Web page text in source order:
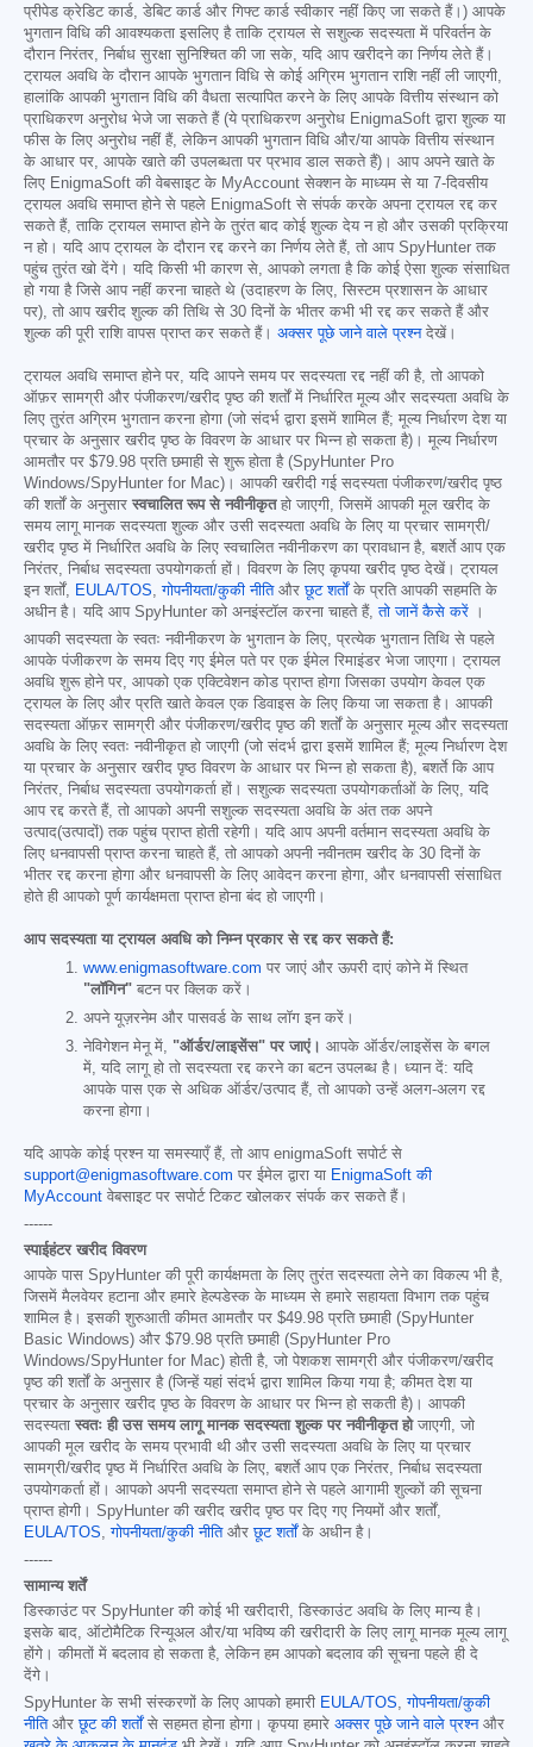
प्रीपेड क्रेडिट कार्ड, डेबिट कार्ड और गिफ्ट कार्ड स्वीकार नहीं किए जा सकते हैं।) आपके
भुगतान विधि की आवश्यकता इसलिए है ताकि ट्रायल से सशुल्क सदस्यता में परिवर्तन के
दौरान निरंतर, निर्बाध सुरक्षा सुनिश्चित की जा सके, यदि आप खरीदने का निर्णय लेते हैं।
ट्रायल अवधि के दौरान आपके भुगतान विधि से कोई अग्रिम भुगतान राशि नहीं ली जाएगी,
हालांकि आपकी भुगतान विधि की वैधता सत्यापित करने के लिए आपके वित्तीय संस्थान को
प्राधिकरण अनुरोध भेजे जा सकते हैं (ये प्राधिकरण अनुरोध EnigmaSoft द्वारा शुल्क या
फीस के लिए अनुरोध नहीं हैं, लेकिन आपकी भुगतान विधि और/या आपके वित्तीय संस्थान
के आधार पर, आपके खाते की उपलब्धता पर प्रभाव डाल सकते हैं)। आप अपने खाते के
लिए EnigmaSoft की वेबसाइट के MyAccount सेक्शन के माध्यम से या 7-दिवसीय
ट्रायल अवधि समाप्त होने से पहले EnigmaSoft से संपर्क करके अपना ट्रायल रद्द कर
सकते हैं, ताकि ट्रायल समाप्त होने के तुरंत बाद कोई शुल्क देय न हो और उसकी प्रक्रिया
न हो। यदि आप ट्रायल के दौरान रद्द करने का निर्णय लेते हैं, तो आप SpyHunter तक
पहुंच तुरंत खो देंगे। यदि किसी भी कारण से, आपको लगता है कि कोई ऐसा शुल्क संसाधित
हो गया है जिसे आप नहीं करना चाहते थे (उदाहरण के लिए, सिस्टम प्रशासन के आधार
पर), तो आप खरीद शुल्क की तिथि से 30 दिनों के भीतर कभी भी रद्द कर सकते हैं और
शुल्क की पूरी राशि वापस प्राप्त कर सकते हैं। अक्सर पूछे जाने वाले प्रश्नदेखें।
ट्रायल अवधि समाप्त होने पर, यदि आपने समय पर सदस्यता रद्द नहीं की है, तो आपको
ऑफ़र सामग्री और पंजीकरण/खरीद पृष्ठ की शर्तों में निर्धारित मूल्य और सदस्यता अवधि के
लिए तुरंत अग्रिम भुगतान करना होगा (जो संदर्भ द्वारा इसमें शामिल हैं; मूल्य निर्धारण देश या
प्रचार के अनुसार खरीद पृष्ठ के विवरण के आधार पर भिन्न हो सकता है)। मूल्य निर्धारण
आमतौर पर $79.98 प्रति छमाही से शुरू होता है (SpyHunter Pro
Windows/SpyHunter for Mac)। आपकी खरीदी गई सदस्यता पंजीकरण/खरीद पृष्ठ
की शर्तों के अनुसार स्वचालित रूप से नवीनीकृतहो जाएगी, जिसमें आपकी मूल खरीद के
समय लागू मानक सदस्यता शुल्क और उसी सदस्यता अवधि के लिए या प्रचार सामग्री/
खरीद पृष्ठ में निर्धारित अवधि के लिए स्वचालित नवीनीकरण का प्रावधान है, बशर्ते आप एक
निरंतर, निर्बाध सदस्यता उपयोगकर्ता हों। विवरण के लिए कृपया खरीद पृष्ठ देखें। ट्रायल
इन शर्तों,
EULA/TOS ,गोपनीयता/कुकी नीतिऔरछूट शर्तोंके प्रति आपकी सहमति के
अधीन है। यदि आप SpyHunter को अनइंस्टॉल करना चाहते हैं,तो जानें कैसे करें ।
आपकी सदस्यता के स्वतः नवीनीकरण के भुगतान के लिए, प्रत्येक भुगतान तिथि से पहले
आपके पंजीकरण के समय दिए गए ईमेल पते पर एक ईमेल रिमाइंडर भेजा जाएगा। ट्रायल
अवधि शुरू होने पर, आपको एक एक्टिवेशन कोड प्राप्त होगा जिसका उपयोग केवल एक
ट्रायल के लिए और प्रति खाते केवल एक डिवाइस के लिए किया जा सकता है। आपकी
सदस्यता ऑफ़र सामग्री और पंजीकरण/खरीद पृष्ठ की शर्तों के अनुसार मूल्य और सदस्यता
अवधि के लिए स्वतः नवीनीकृत हो जाएगी (जो संदर्भ द्वारा इसमें शामिल हैं; मूल्य निर्धारण देश
या प्रचार के अनुसार खरीद पृष्ठ विवरण के आधार पर भिन्न हो सकता है), बशर्ते कि आप
निरंतर, निर्बाध सदस्यता उपयोगकर्ता हों। सशुल्क सदस्यता उपयोगकर्ताओं के लिए, यदि
आप रद्द करते हैं, तो आपको अपनी सशुल्क सदस्यता अवधि के अंत तक अपने
उत्पाद(उत्पादों) तक पहुंच प्राप्त होती रहेगी। यदि आप अपनी वर्तमान सदस्यता अवधि के
लिए धनवापसी प्राप्त करना चाहते हैं, तो आपको अपनी नवीनतम खरीद के 30 दिनों के
भीतर रद्द करना होगा और धनवापसी के लिए आवेदन करना होगा, और धनवापसी संसाधित
होते ही आपको पूर्ण कार्यक्षमता प्राप्त होना बंद हो जाएगी।
आप सदस्यता या ट्रायल अवधि को निम्न प्रकार से रद्द कर सकते हैं:
www.enigmasoftware.com पर जाएं और ऊपरी दाएं कोने में स्थित
"लॉगिन" बटन पर क्लिक करें।
अपने यूज़रनेम और पासवर्ड के साथ लॉग इन करें।
नेविगेशन मेनू में, "ऑर्डर/लाइसेंस" पर जाएं। आपके ऑर्डर/लाइसेंस के बगल
में, यदि लागू हो तो सदस्यता रद्द करने का बटन उपलब्ध है। ध्यान दें: यदि
आपके पास एक से अधिक ऑर्डर/उत्पाद हैं, तो आपको उन्हें अलग-अलग रद्द
करना होगा।
यदि आपके कोई प्रश्न या समस्याएँ हैं, तो आप enigmaSoft सपोर्ट से
support@enigmasoftware.com पर ईमेल द्वारा या EnigmaSoft की
MyAccount वेबसाइट पर सपोर्ट टिकट खोलकर संपर्क कर सकते हैं।
------
स्पाईहंटर खरीद विवरण
आपके पास SpyHunter की पूरी कार्यक्षमता के लिए तुरंत सदस्यता लेने का विकल्प भी है,
जिसमें मैलवेयर हटाना और हमारे हेल्पडेस्क के माध्यम से हमारे सहायता विभाग तक पहुंच
शामिल है। इसकी शुरुआती कीमत आमतौर पर $49.98 प्रति छमाही (SpyHunter
Basic Windows) और $79.98 प्रति छमाही (SpyHunter Pro
Windows/SpyHunter for Mac) होती है, जो पेशकश सामग्री और पंजीकरण/खरीद
पृष्ठ की शर्तों के अनुसार है (जिन्हें यहां संदर्भ द्वारा शामिल किया गया है; कीमत देश या
प्रचार के अनुसार खरीद पृष्ठ के विवरण के आधार पर भिन्न हो सकती है)। आपकी
सदस्यता स्वतः ही उस समय लागू मानक सदस्यता शुल्क पर नवीनीकृत होजाएगी, जो
आपकी मूल खरीद के समय प्रभावी थी और उसी सदस्यता अवधि के लिए या प्रचार
सामग्री/खरीद पृष्ठ में निर्धारित अवधि के लिए, बशर्ते आप एक निरंतर, निर्बाध सदस्यता
उपयोगकर्ता हों। आपको अपनी सदस्यता समाप्त होने से पहले आगामी शुल्कों की सूचना
प्राप्त होगी। SpyHunter की खरीद खरीद पृष्ठ पर दिए गए नियमों और शर्तों,
EULA/TOS,गोपनीयता/कुकी नीतिऔरछूट शर्तोंके अधीन है।
------
सामान्य शर्तें
डिस्काउंट पर SpyHunter की कोई भी खरीदारी, डिस्काउंट अवधि के लिए मान्य है।
इसके बाद, ऑटोमैटिक रिन्यूअल और/या भविष्य की खरीदारी के लिए लागू मानक मूल्य लागू
होंगे। कीमतों में बदलाव हो सकता है, लेकिन हम आपको बदलाव की सूचना पहले ही दे
देंगे।
SpyHunter के सभी संस्करणों के लिए आपको हमारी EULA/TOS,गोपनीयता/कुकी
नीतिऔरछूट की शर्तोंसे सहमत होना होगा। कृपया हमारे अक्सर पूछे जाने वाले प्रश्नऔर